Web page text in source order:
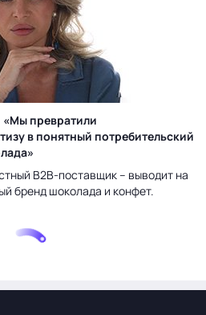
«Мы превратили
в понятный потребительский
B2B-поставщик – выводит на
бренд шоколада и конфет.